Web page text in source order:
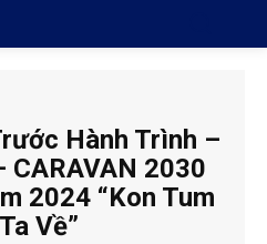
Hành Trình –
2030
2024 “Kon Tum
Về”